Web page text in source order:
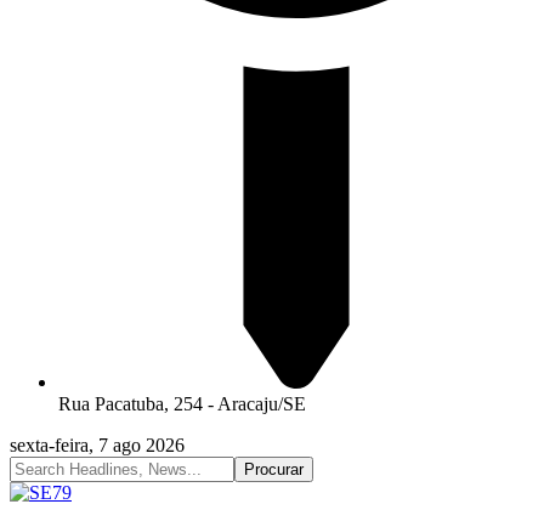
Rua Pacatuba, 254 - Aracaju/SE
sexta-feira, 7 ago 2026